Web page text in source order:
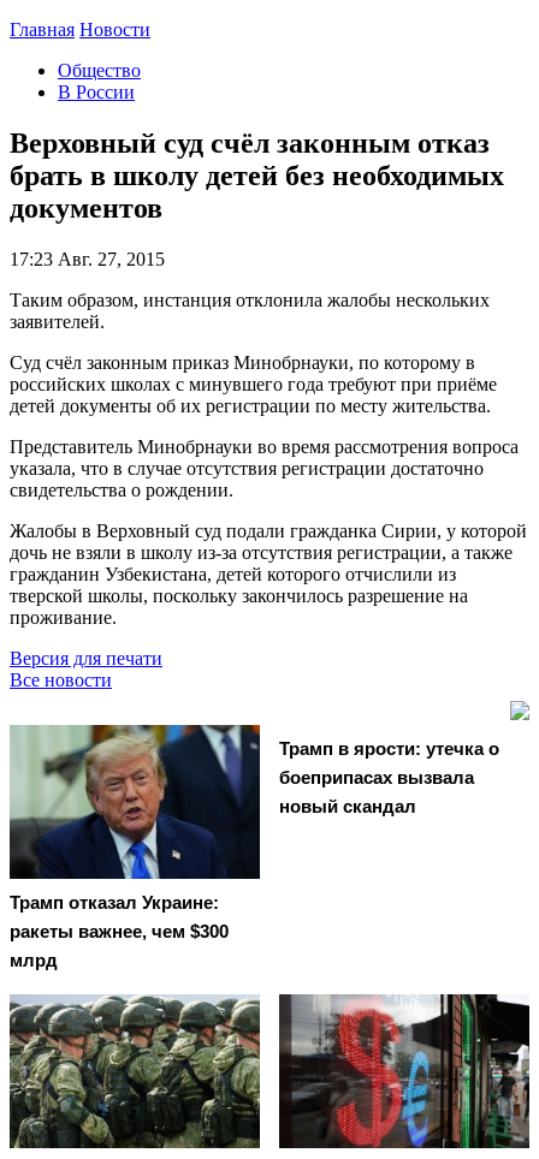
Главная Новости
Общество
В России
Верховный суд счёл законным отказ
брать в школу детей без необходимых
документов
17:23 Авг. 27, 2015
Таким образом, инстанция отклонила жалобы нескольких
заявителей.
Суд счёл законным приказ Минобрнауки, по которому в
российских школах с минувшего года требуют при приёме
детей документы об их регистрации по месту жительства.
Представитель Минобрнауки во время рассмотрения вопроса
указала, что в случае отсутствия регистрации достаточно
свидетельства о рождении.
Жалобы в Верховный суд подали гражданка Сирии, у которой
дочь не взяли в школу из-за отсутствия регистрации, а также
гражданин Узбекистана, детей которого отчислили из
тверской школы, поскольку закончилось разрешение на
проживание.
Версия для печати
Все новости
Трамп отказал Украине:
ракеты важнее, чем $300
млрд
Трамп в ярости: утечка о
боеприпасах вызвала
новый скандал